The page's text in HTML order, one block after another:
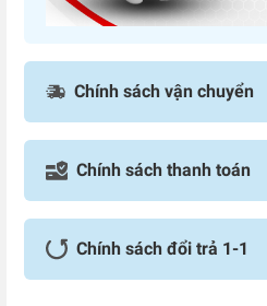
Chính sách vận chuyển
Chính sách thanh toán
Chính sách đổi trả 1-1